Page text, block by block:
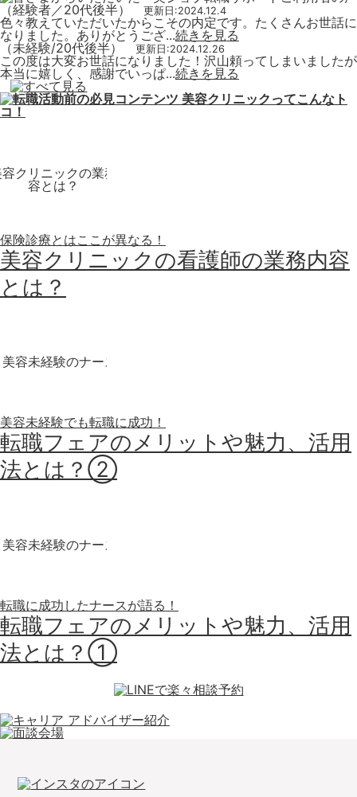
（経験者／20代後半） 更新日:2024.12.4
色々教えていただいたからこその内定です。たくさんお世話に
なりました。ありがとうござ...続きを見る
（未経験/20代後半）更新日:2024.12.26
この度は大変お世話になりました！沢山頼ってしまいましたが
本当に嬉しく、感謝でいっぱ...続きを見る
保険診療とはここが異なる！
美容クリニックの看護師の業務内容
とは？
美容未経験でも転職に成功！
転職フェアのメリットや魅力、活用
法とは？②
転職に成功したナースが語る！
転職フェアのメリットや魅力、活用
法とは？①